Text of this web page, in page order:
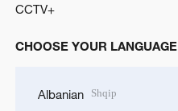
CCTV+
CHOOSE YOUR LANGUAGE
Albanian Shqip